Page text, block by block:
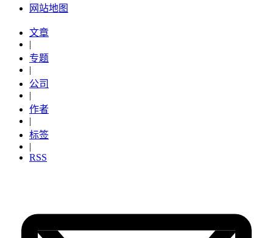
网站地图
文章
|
专题
|
公司
|
作者
|
标签
|
RSS